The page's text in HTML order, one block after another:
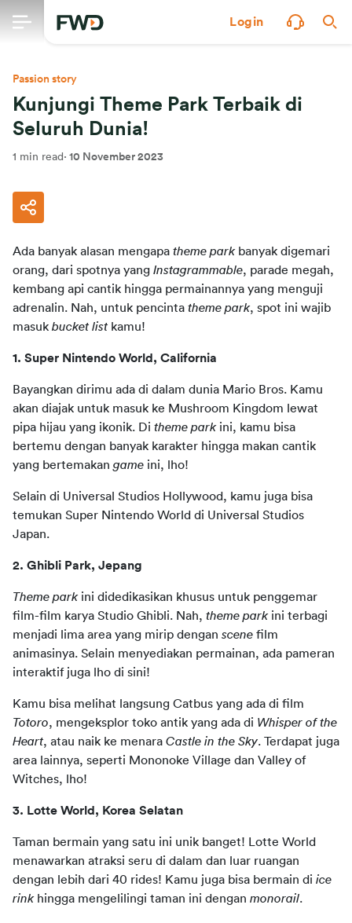
Login
Passion story
Kunjungi Theme Park Terbaik di
Seluruh Dunia!
1 min read · 10 November 2023
Ada banyak alasan mengapa theme park banyak digemari
orang, dari spotnya yang Instagrammable, parade megah,
kembang api cantik hingga permainannya yang menguji
adrenalin. Nah, untuk pencinta theme park, spot ini wajib
masuk bucket list kamu!
1. Super Nintendo World, California
Bayangkan dirimu ada di dalam dunia Mario Bros. Kamu
akan diajak untuk masuk ke Mushroom Kingdom lewat
pipa hijau yang ikonik. Di theme park ini, kamu bisa
bertemu dengan banyak karakter hingga makan cantik
yang bertemakan game ini, lho!
Selain di Universal Studios Hollywood, kamu juga bisa
temukan Super Nintendo World di Universal Studios
Japan.
2. Ghibli Park, Jepang
Theme park ini didedikasikan khusus untuk penggemar
film-film karya Studio Ghibli. Nah, theme park ini terbagi
menjadi lima area yang mirip dengan scene film
animasinya. Selain menyediakan permainan, ada pameran
interaktif juga lho di sini!
Totoro, mengeksplor toko antik yang ada di Whisper of the
Heart, atau naik ke menara Castle in the Sky. Terdapat juga
area lainnya, seperti Mononoke Village dan Valley of
Witches, lho!
3. Lotte World, Korea Selatan
Taman bermain yang satu ini unik banget! Lotte World
menawarkan atraksi seru di dalam dan luar ruangan
dengan lebih dari 40 rides! Kamu juga bisa bermain di ice
rink hingga mengelilingi taman ini dengan monorail.